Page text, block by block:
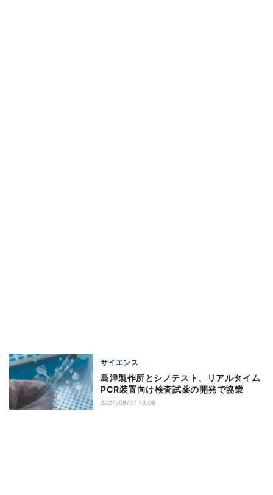
サイエンス
島津製作所とシノテスト、リアルタイム
PCR装置向け検査試薬の開発で協業
2024/08/01 13:06